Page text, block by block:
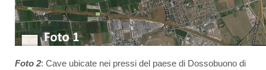
Foto 2: Cave ubicate nei pressi del paese di Dossobuono di